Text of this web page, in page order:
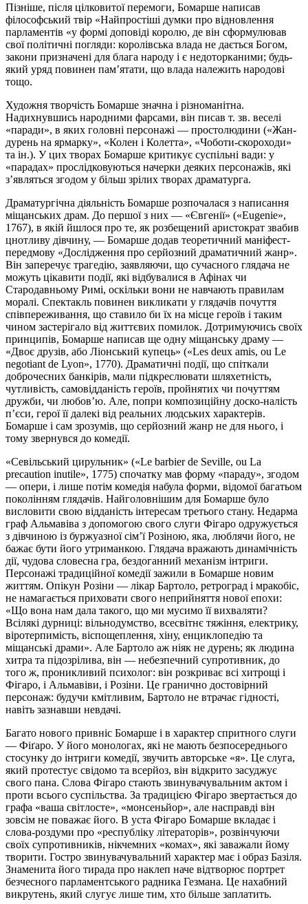
Пізніше, після цілковитої перемоги, Бомарше написав
філософський твір «Найпростіші думки про відновлення
парламентів «у формі доповіді королю, де він сформулював
свої політичні погляди: королівська влада не дається Богом,
закони призначені для блага народу і є недоторканими; будь-
який уряд повинен пам’ятати, що влада належить народові
тощо.
Художня творчість Бомарше значна і різноманітна.
Надихнувшись народними фарсами, він писав т. зв. веселі
«паради», в яких головні персонажі — простолюдини («Жан-
дурень на ярмарку», «Колен і Колетта», «Чоботи-скороходи»
та ін.). У цих творах Бомарше критикує суспільні вади: у
«парадах» прослідковуються начерки деяких персонажів, які
з’являться згодом у більш зрілих творах драматурга.
Драматургічна діяльність Бомарше розпочалася з написання
міщанських драм. До першої з них — «Євгенії» («Eugenie»,
1767), в якій йшлося про те, як розбещений аристократ звабив
цнотливу дівчину, — Бомарше додав теоретичний маніфест-
передмову «Дослідження про серйозний драматичний жанр».
Він заперечує трагедію, заявляючи, що сучасного глядача не
можуть цікавити події, які відбувалися в Афінах чи
Стародавньому Римі, оскільки вони не навчають правилам
моралі. Спектакль повинен викликати у глядачів почуття
співпереживання, що ставило би їх на місце героїв і таким
чином застерігало від життєвих помилок. Дотримуючись своїх
принципів, Бомарше написав ще одну міщанську драму —
«Двоє друзів, або Ліонський купець» («Les deux amis, ou Le
negotiant de Lyon», 1770). Драматичні події, що спіткали
доброчесних банкірів, мали підкреслювати шляхетність,
чутливість, самовідданість героїв, пройнятих чи почуттям
дружби, чи любов’ю. Але, попри композиційну доско-налість
п’єси, герої її далекі від реальних людських характерів.
Бомарше і сам зрозумів, що серйозний жанр не для нього, і
тому звернувся до комедії.
«Севільський цирульник» («Le barbier de Seville, ou La
precaution inutile», 1775) спочатку мав форму «параду», згодом
— опери, і лише потім комедія набула форми, відомої багатьом
поколінням глядачів. Найголовнішим для Бомарше було
висловити свою відданість інтересам третього стану. Недарма
граф Альмавіва з допомогою свого слуги Фігаро одружується
з дівчиною із буржуазної сім’ї Розіною, яка, люблячи його, не
бажає бути його утриманкою. Глядача вражають динамічність
дії, чудова словесна гра, бездоганний механізм інтриги.
Персонажі традиційної комедії зажили в Бомарше новим
життям. Опікун Розіни — лікар Бартоло, ретроград і мракобіс,
не намагається приховати свого неприйняття нової епохи:
«Що вона нам дала такого, що ми мусимо її вихваляти?
Всілякі дурниці: вільнодумство, всесвітнє тяжіння, електрику,
віротерпимість, віспощеплення, хіну, енциклопедію та
міщанські драми». Але Бартоло аж ніяк не дурень; як людина
хитра та підозрілива, він — небезпечний супротивник, до
того ж, проникливий психолог: він розкриває всі хитрощі і
Фігаро, і Альмавіви, і Розіни. Це гранично достовірний
персонаж: будучи кмітливим, Бартоло не втрачає гідності,
навіть зазнавши невдачі.
Багато нового привніс Бомарше і в характер спритного слуги
— Фіґаро. У його монологах, які не мають безпосереднього
стосунку до інтриги комедії, звучить авторське «я». Це слуга,
який протестує свідомо та всерйоз, він відкрито засуджує
свого пана. Слова Фігаро стають звинувачувальним актом і
проти всього суспільства. За традицією Фігаро звертається до
графа «ваша світлосте», «монсеньйор», але насправді він
зовсім не поважає його. В уста Фігаро Бомарше вкладає і
слова-роздуми про «республіку літераторів», розвінчуючи
своїх супротивників, нікчемних «комах», які заважали йому
творити. Гостро звинувачувальний характер має і образ Базіля.
Знаменита його тирада про наклеп наче відтворює портрет
безчесного парламентського радника Гезмана. Це нахабний
викрутень, який слугує лише тим, хто більше заплатить.